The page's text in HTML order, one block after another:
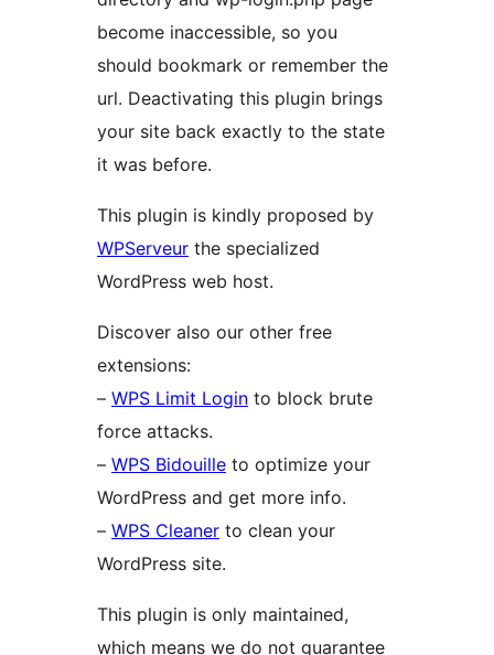
become inaccessible, so you
should bookmark or remember the
url. Deactivating this plugin brings
your site back exactly to the state
it was before.
This plugin is kindly proposed by
WPServeur the specialized
WordPress web host.
Discover also our other free
extensions:
– WPS Limit Login to block brute
force attacks.
– WPS Bidouille to optimize your
WordPress and get more info.
– WPS Cleaner to clean your
WordPress site.
This plugin is only maintained,
which means we do not guarantee